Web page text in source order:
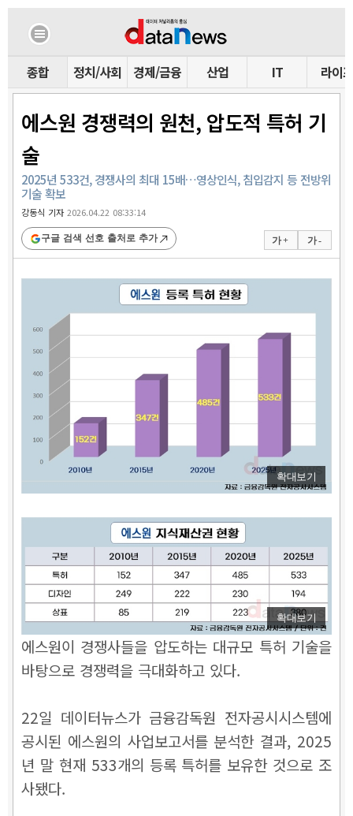
종합 정치/사회 경제/금융 산업 IT 라이프
에스원 경쟁력의 원천, 압도적 특허 기
술
2025년 533건, 경쟁사의 최대 15배…영상인식, 침입감지 등 전방위
기술 확보
강동식 기자2026.04.22 08:33:14
가 + 가 -
구글 검색 선호 출처로 추가
확대보기
확대보기
에스원이 경쟁사들을 압도하는 대규모 특허 기술을
바탕으로 경쟁력을 극대화하고 있다.
22일 데이터뉴스가 금융감독원 전자공시시스템에
공시된 에스원의 사업보고서를 분석한 결과, 2025
년 말 현재 533개의 등록 특허를 보유한 것으로 조
사됐다.